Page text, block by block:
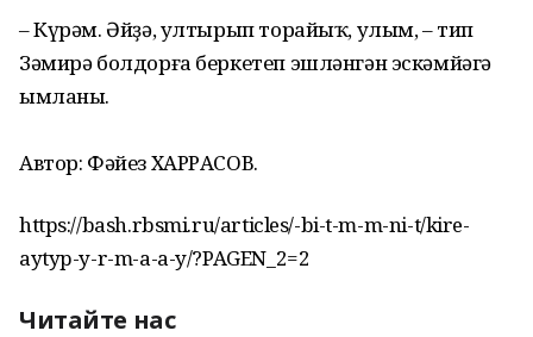
– Күрәм. Әйҙә, ултырып торайыҡ, улым, – тип
Зәмирә болдорға беркетеп эшләнгән эскәмйәгә
ымланы.
Автор: Фәйез ХАРРАСОВ.
https://bash.rbsmi.ru/articles/-bi-t-m-m-ni-t/kire-
aytyp-y-r-m-a-a-y/?PAGEN_2=2
Читайте нас